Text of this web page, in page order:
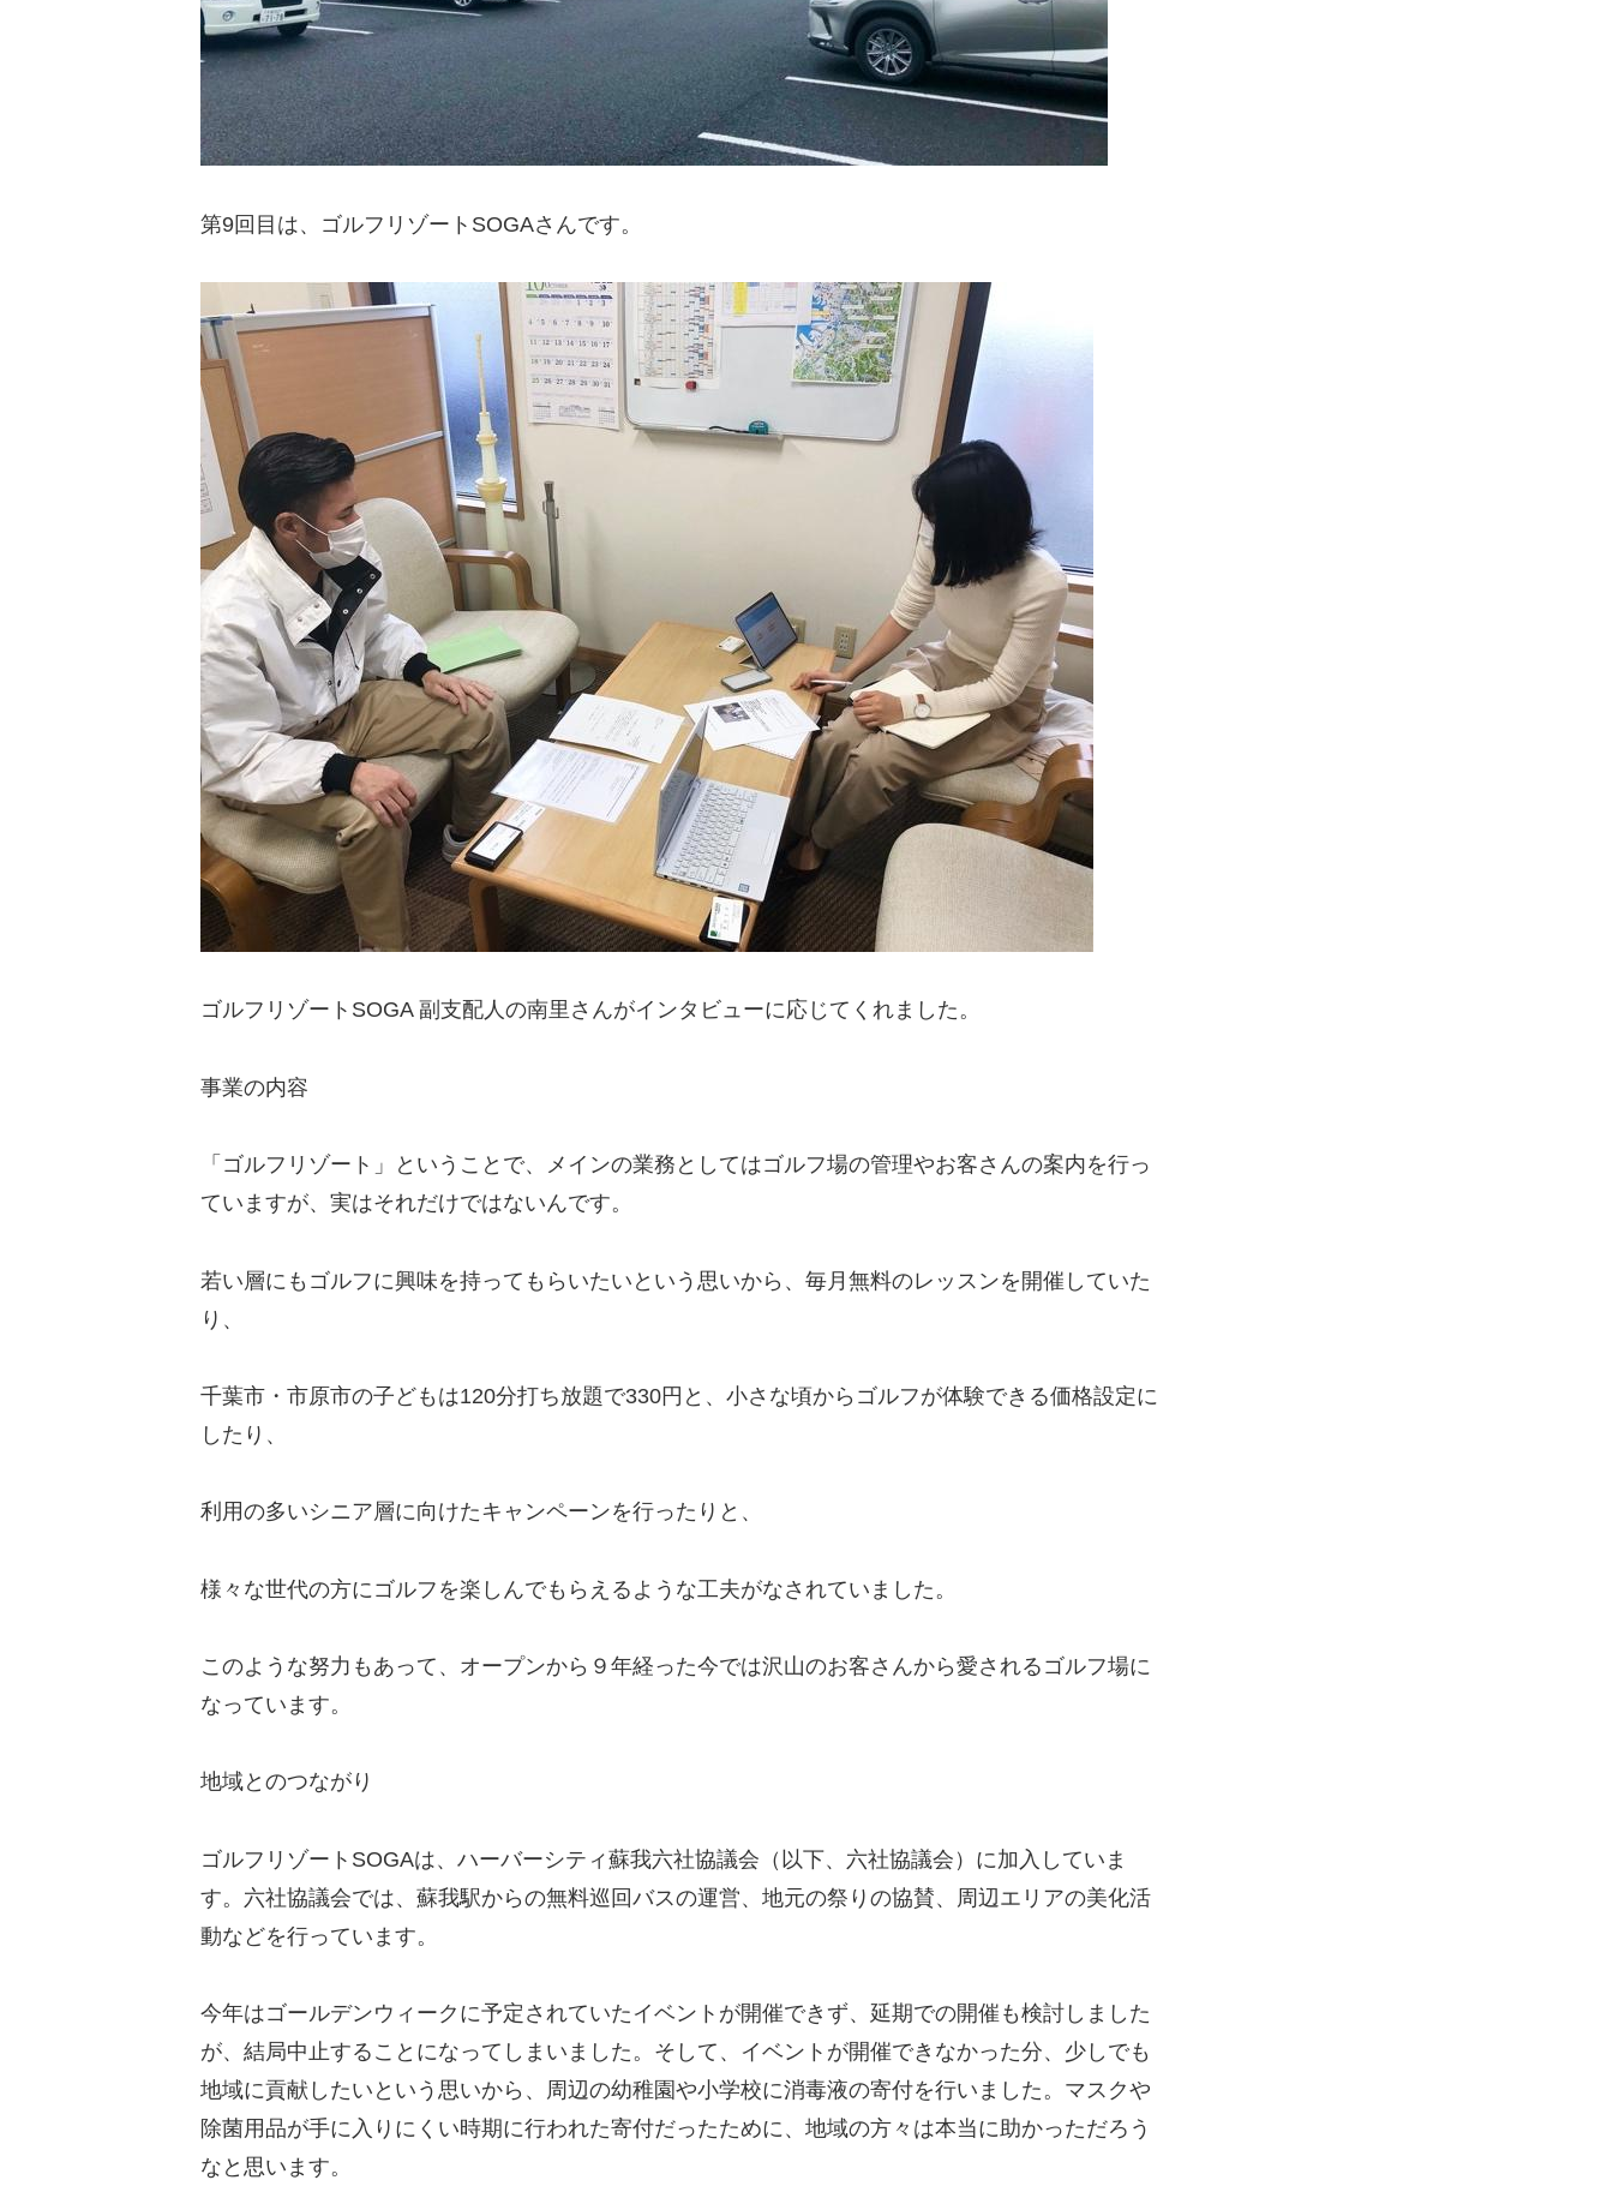
第9回目は、ゴルフリゾートSOGAさんです。
ゴルフリゾートSOGA 副支配人の南里さんがインタビューに応じてくれました。
事業の内容
「ゴルフリゾート」ということで、メインの業務としてはゴルフ場の管理やお客さんの案内を行っ
ていますが、実はそれだけではないんです。
若い層にもゴルフに興味を持ってもらいたいという思いから、毎月無料のレッスンを開催していた
り、
千葉市・市原市の子どもは120分打ち放題で330円と、小さな頃からゴルフが体験できる価格設定に
したり、
利用の多いシニア層に向けたキャンペーンを行ったりと、
様々な世代の方にゴルフを楽しんでもらえるような工夫がなされていました。
このような努力もあって、オープンから９年経った今では沢山のお客さんから愛されるゴルフ場に
なっています。
地域とのつながり
ゴルフリゾートSOGAは、ハーバーシティ蘇我六社協議会（以下、六社協議会）に加入していま
す。六社協議会では、蘇我駅からの無料巡回バスの運営、地元の祭りの協賛、周辺エリアの美化活
動などを行っています。
今年はゴールデンウィークに予定されていたイベントが開催できず、延期での開催も検討しました
が、結局中止することになってしまいました。そして、イベントが開催できなかった分、少しでも
地域に貢献したいという思いから、周辺の幼稚園や小学校に消毒液の寄付を行いました。マスクや
除菌用品が手に入りにくい時期に行われた寄付だったために、地域の方々は本当に助かっただろう
なと思います。